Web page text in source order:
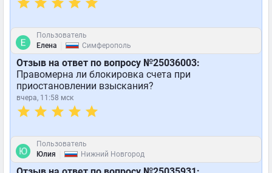
Пользователь
Елена
Симферополь
Отзыв на ответ по вопросу №25036003:
Правомерна ли блокировка счета при
приостановлении взыскания?
вчера, 11:58 мск
Пользователь
Юлия
Нижний Новгород